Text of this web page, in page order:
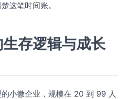
这笔时间账。
存逻辑与成长
小微企业，规模在 20 到 99 人